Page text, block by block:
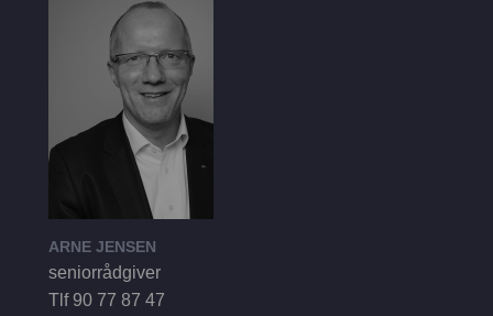
ARNE JENSEN
seniorrådgiver
Tlf 90 77 87 47